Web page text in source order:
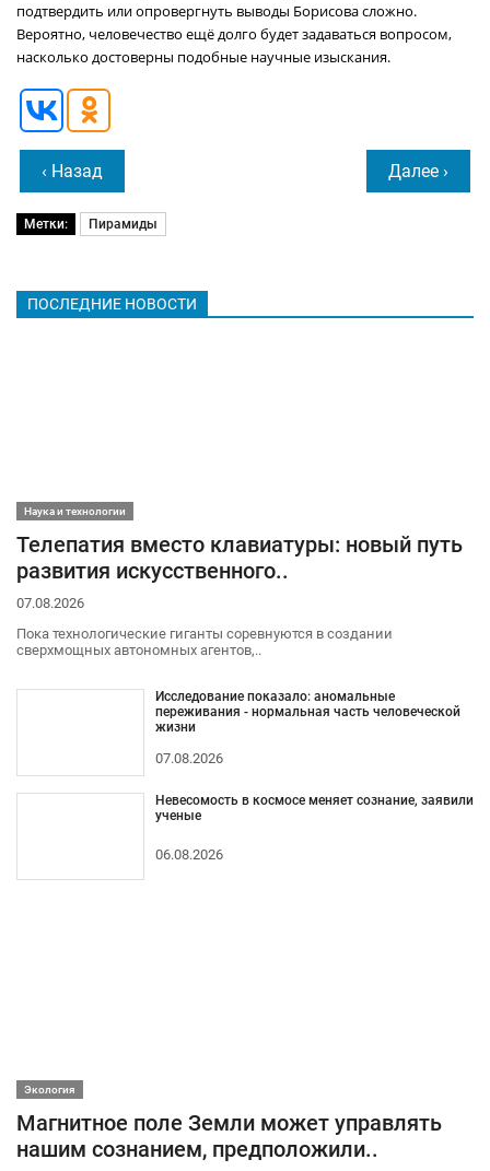
подтвердить или опровергнуть выводы Борисова сложно.
Вероятно, человечество ещё долго будет задаваться вопросом,
насколько достоверны подобные научные изыскания.
‹ Назад Далее ›
Метки: Пирамиды
ПОСЛЕДНИЕ НОВОСТИ
Наука и технологии
Телепатия вместо клавиатуры: новый путь
развития искусственного..
07.08.2026
Пока технологические гиганты соревнуются в создании
сверхмощных автономных агентов,..
Исследование показало: аномальные
переживания - нормальная часть человеческой
жизни
07.08.2026
Невесомость в космосе меняет сознание, заявили
ученые
06.08.2026
Экология
Магнитное поле Земли может управлять
нашим сознанием, предположили..